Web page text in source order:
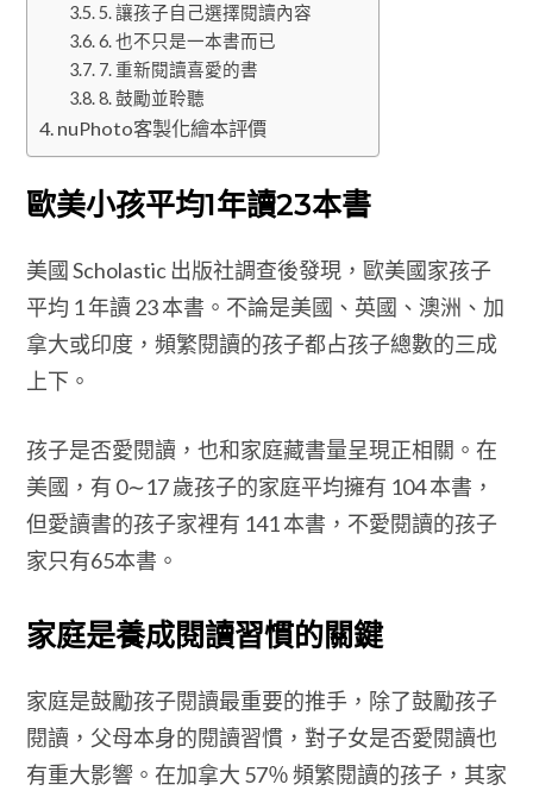
5. 讓孩子自己選擇閱讀內容
6. 也不只是一本書而已
7. 重新閱讀喜愛的書
8. 鼓勵並聆聽
nuPhoto客製化繪本評價
歐美小孩平均1年讀23本書
美國 Scholastic 出版社調查後發現，歐美國家孩子
平均 1 年讀 23 本書。不論是美國、英國、澳洲、加
拿大或印度，頻繁閱讀的孩子都占孩子總數的三成
上下。
孩子是否愛閱讀，也和家庭藏書量呈現正相關。在
美國，有 0∼17 歲孩子的家庭平均擁有 104 本書，
但愛讀書的孩子家裡有 141 本書，不愛閱讀的孩子
家只有65本書。
家庭是養成閱讀習慣的關鍵
家庭是鼓勵孩子閱讀最重要的推手，除了鼓勵孩子
閱讀，父母本身的閱讀習慣，對子女是否愛閱讀也
有重大影響。在加拿大 57％ 頻繁閱讀的孩子，其家